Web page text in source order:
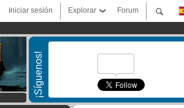
Forum
Explorar
Iniciar sesión
¡Síguenos!